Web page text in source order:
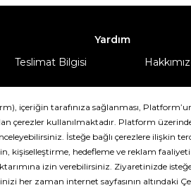
Yardım
Teslimat Bilgisi
DeFactoFIT ©️ 2022-2026. Tüm hakları